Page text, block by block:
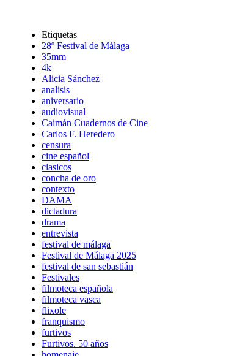
Etiquetas
28º Festival de Málaga
35mm
4k
Alicia Sánchez
analisis
aniversario
audiovisual
Caimán Cuadernos de Cine
Carlos F. Heredero
censura
cine español
clasicos
concha de oro
contexto
DAMA
dictadura
drama
entrevista
festival de málaga
Festival de Málaga 2025
festival de san sebastián
Festivales
filmoteca española
filmoteca vasca
flixole
franquismo
furtivos
Furtivos. 50 años